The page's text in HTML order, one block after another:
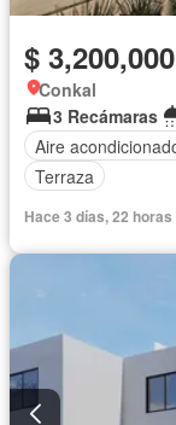
$
Conkal
3 Recámaras
Aire
Terraza
Hace 3 días, 22